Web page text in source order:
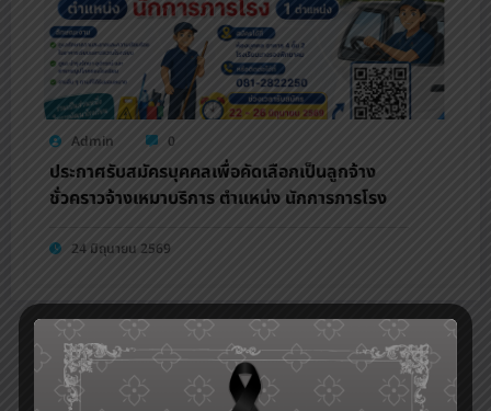
Admin 0
ประกาศรับสมัครบุคคลเพื่อคัดเลือกเป็นลูกจ้าง
ชั่วคราวจ้างเหมาบริการ ตำแหน่ง นักการภารโรง
24 มิถุนายน 2569
5